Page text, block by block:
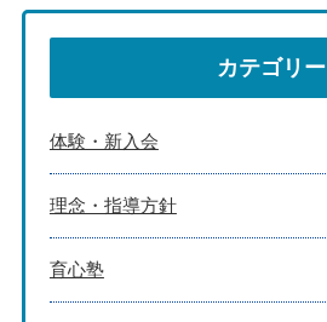
カテゴリー
体験・新入会
理念・指導方針
育心塾